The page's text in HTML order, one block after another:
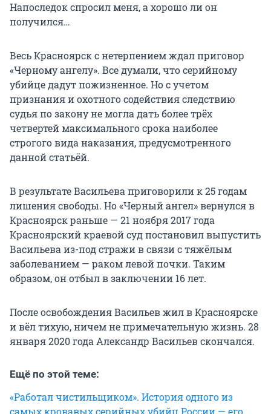
Напоследок спросил меня, а хорошо ли он
получился…
Весь Красноярск с нетерпением ждал приговор
«Черному ангелу». Все думали, что серийному
убийце дадут пожизненное. Но с учетом
признания и охотного содействия следствию
судья по закону не могла дать более трёх
четвертей максимального срока наиболее
строгого вида наказания, предусмотренного
данной статьёй.
В результате Васильева приговорили к 25 годам
лишения свободы. Но «Черный ангел» вернулся в
Красноярск раньше — 21 ноября 2017 года
Красноярский краевой суд постановил выпустить
Васильева из-под стражи в связи с тяжёлым
заболеванием — раком левой почки. Таким
образом, он отбыл в заключении 16 лет.
После освобождения Васильев жил в Красноярске
и вёл тихую, ничем не примечательную жизнь. 28
января 2020 года Александр Васильев скончался.
Ещё по этой теме:
«Работал чистильщиком». История одного из
самых кровавых серийных убийц России — его